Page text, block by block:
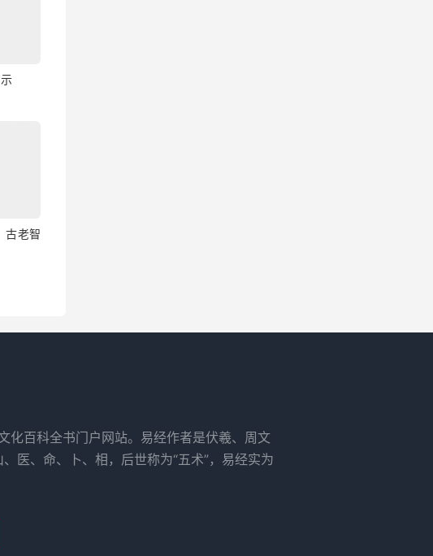
古老智
化百科全书门户网站。易经作者是伏羲、周文
医、命、卜、相，后世称为“五术”，易经实为